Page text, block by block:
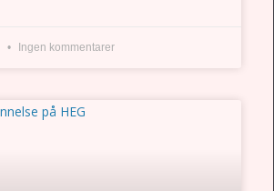
Ingen kommentarer